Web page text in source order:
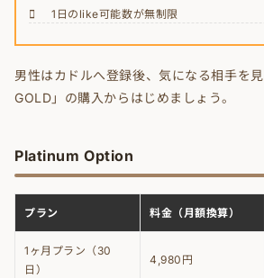
1日のlike可能数が無制限
男性はカドルへ登録後、気になる相手を
GOLD」の購入からはじめましょう。
Platinum Option
プラン 料金（月額換算）
1ヶ月プラン（30
日）
4,980円